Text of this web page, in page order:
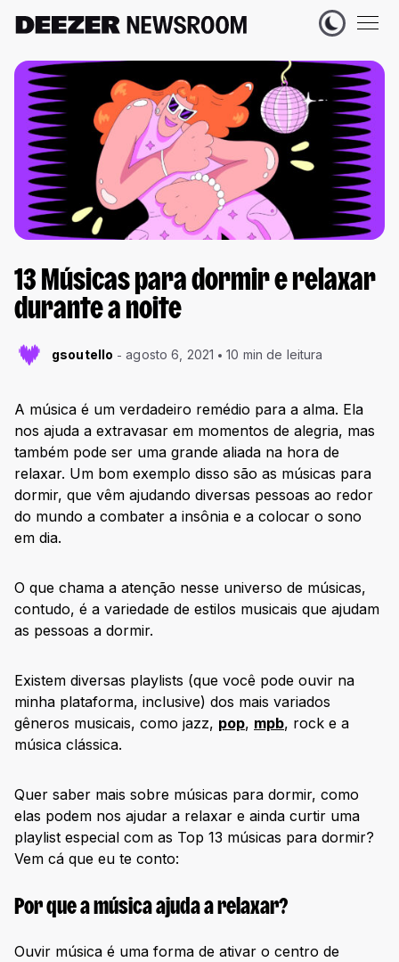
13 Músicas para dormir e relaxar
durante a noite
gsoutello agosto 6, 2021 10 min de leitura
A música é um verdadeiro remédio para a alma. Ela
nos ajuda a extravasar em momentos de alegria, mas
também pode ser uma grande aliada na hora de
relaxar. Um bom exemplo disso são as músicas para
dormir, que vêm ajudando diversas pessoas ao redor
do mundo a combater a insônia e a colocar o sono
em dia.
O que chama a atenção nesse universo de músicas,
contudo, é a variedade de estilos musicais que ajudam
as pessoas a dormir.
Existem diversas playlists (que você pode ouvir na
minha plataforma, inclusive) dos mais variados
gêneros musicais, como jazz, pop, mpb, rock e a
música clássica.
Quer saber mais sobre músicas para dormir, como
elas podem nos ajudar a relaxar e ainda curtir uma
playlist especial com as Top 13 músicas para dormir?
Vem cá que eu te conto:
Por que a música ajuda a relaxar?
Ouvir música é uma forma de ativar o centro de